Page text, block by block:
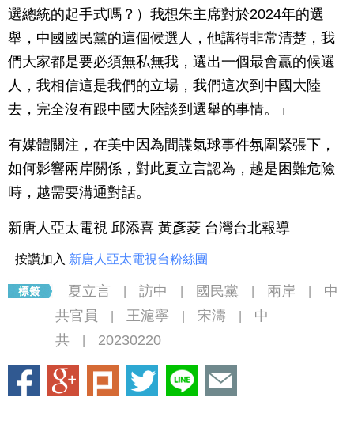
選總統的起手式嗎？）我想朱主席對於2024年的選
舉，中國國民黨的這個候選人，他講得非常清楚，我
們大家都是要必須無私無我，選出一個最會贏的候選
人，我相信這是我們的立場，我們這次到中國大陸
去，完全沒有跟中國大陸談到選舉的事情。」
有媒體關注，在美中因為間諜氣球事件氛圍緊張下，
如何影響兩岸關係，對此夏立言認為，越是困難危險
時，越需要溝通對話。
新唐人亞太電視 邱添喜 黃彥菱 台灣台北報導
按讚加入 新唐人亞太電視台粉絲團
夏立言 訪中 國民黨 兩岸
中
共官員
王滬寧 宋濤
中
共
20230220